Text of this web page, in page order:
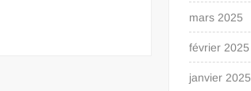
mars 2025
février 2025
janvier 2025